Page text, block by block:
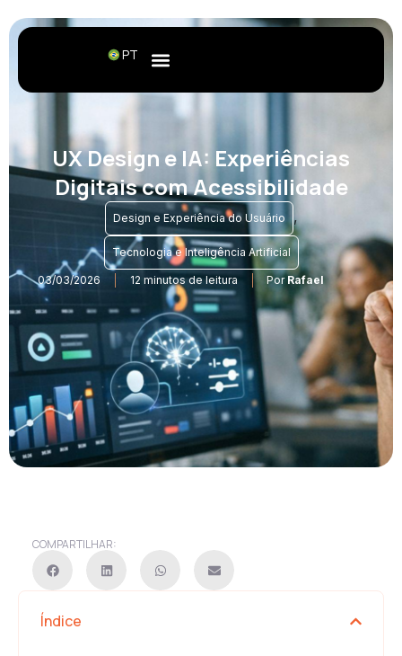
PT
UX Design e IA: Experiências
Digitais com Acessibilidade
Design e Experiência do Usuário ,
Tecnologia e Inteligência Artificial
03/03/2026 12 minutos de leitura Por Rafael
COMPARTILHAR:
Índice